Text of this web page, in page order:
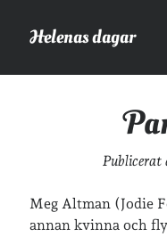
Helenas dagar
Sidopanel
Publicerat
Meg Altman (Jodie
annan kvinna och